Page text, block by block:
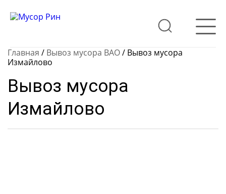
Главная / Вывоз мусора ВАО/ Вывоз мусора
Измайлово
Вывоз мусора
Измайлово